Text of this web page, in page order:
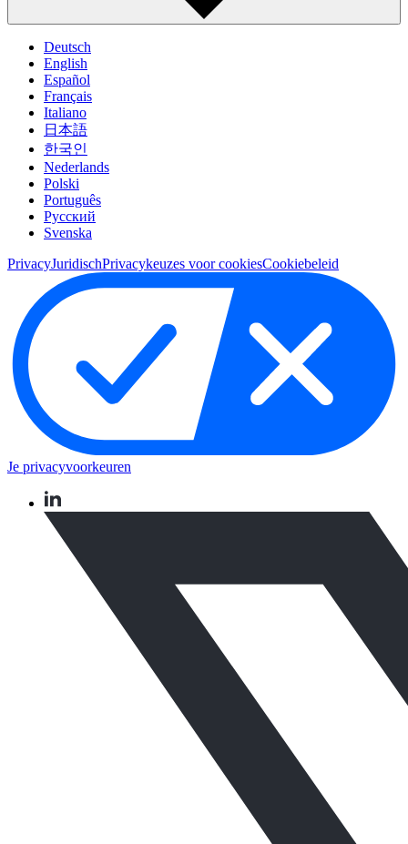
Deutsch
English
Español
Français
Italiano
日本語
한국인
Nederlands
Polski
Português
Pусский
Svenska
PrivacyJuridischPrivacykeuzes voor cookiesCookiebeleid
Je privacyvoorkeuren